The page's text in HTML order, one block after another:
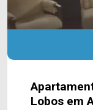
Lobos em